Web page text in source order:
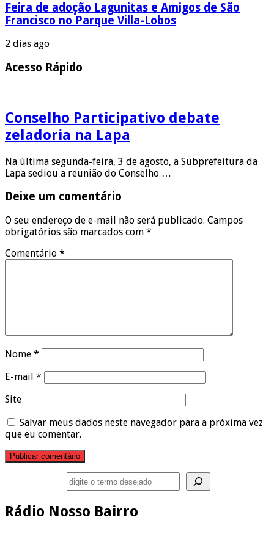
Feira de adoção Lagunitas e Amigos de São
Francisco no Parque Villa-Lobos
2 dias ago
Acesso Rápido
Conselho Participativo debate
zeladoria na Lapa
Na última segunda-feira, 3 de agosto, a Subprefeitura da
Lapa sediou a reunião do Conselho …
Deixe um comentário
O seu endereço de e-mail não será publicado. Campos
obrigatórios são marcados com *
Comentário *
Nome *
E-mail *
Site
Salvar meus dados neste navegador para a próxima vez
que eu comentar.
Rádio Nosso Bairro